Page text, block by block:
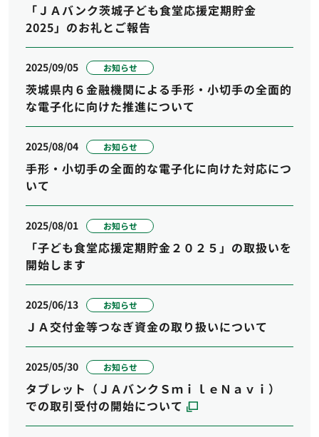
「ＪＡバンク茨城子ども食堂応援定期貯金
2025」のお礼とご報告
2025/09/05 お知らせ
茨城県内６金融機関による手形・小切手の全面的
な電子化に向けた推進について
2025/08/04 お知らせ
手形・小切手の全面的な電子化に向けた対応につ
いて
2025/08/01 お知らせ
「子ども食堂応援定期貯金２０２５」の取扱いを
開始します
2025/06/13 お知らせ
ＪＡ交付金等つなぎ資金の取り扱いについて
2025/05/30 お知らせ
タブレット（ＪＡバンクＳｍｉｌｅＮａｖｉ）
での取引受付の開始について